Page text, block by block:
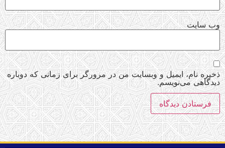
وب‌ سایت
ذخیره نام، ایمیل و وبسایت من در مرورگر برای زمانی که دوباره
دیدگاهی می‌نویسم.